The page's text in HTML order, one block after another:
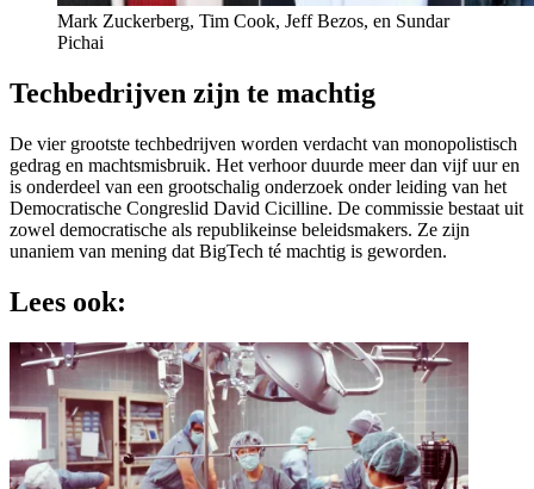
Mark Zuckerberg, Tim Cook, Jeff Bezos, en Sundar
Pichai
Techbedrijven zijn te machtig
De vier grootste techbedrijven worden verdacht van monopolistisch
gedrag en machtsmisbruik. Het verhoor duurde meer dan vijf uur en
is onderdeel van een grootschalig onderzoek onder leiding van het
Democratische Congreslid David Cicilline. De commissie bestaat uit
zowel democratische als republikeinse beleidsmakers. Ze zijn
unaniem van mening dat BigTech té machtig is geworden.
Lees ook: